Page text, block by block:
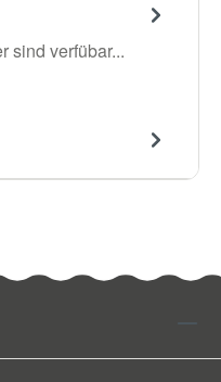
sind verfübar...